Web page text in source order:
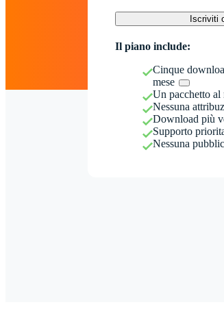
Iscriviti
Il piano include:
Cinque
mese
Un pacchetto al
Nessuna
Download più
Supporto
Nessuna